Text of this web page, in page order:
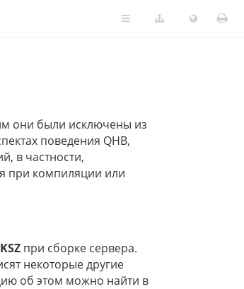
они были исключены из
поведения QHB,
в частности,
при компиляции или
при сборке сервера.
некоторые другие
об этом можно найти в